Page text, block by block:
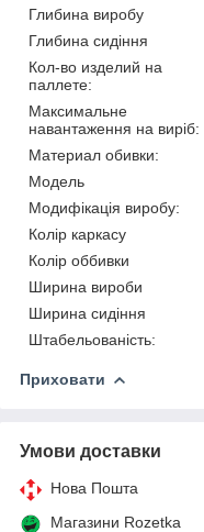
Глибина виробу
Глибина сидіння
Кол-во изделий на
паллете:
Максимальне
навантаження на виріб:
Материал обивки:
Мoдель
Модифікація виробу:
Колір каркасу
Колір оббивки
Ширина вироби
Ширина сидіння
Штабельованість:
Приховати
Умови доставки
Нова Пошта
Магазини Rozetka